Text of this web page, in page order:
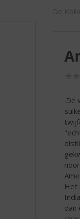
De
.De
Het
dan